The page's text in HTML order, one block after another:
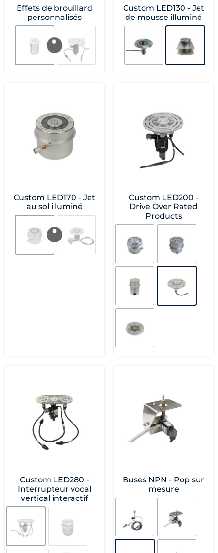
Effets de brouillard
personnalisés
Custom LED130 - Jet
de mousse illuminé
Custom LED170 - Jet
au sol illuminé
Custom LED200 -
Drive Over Rated
Products
Custom LED280 -
Interrupteur vocal
vertical interactif
Buses NPN - Pop sur
mesure